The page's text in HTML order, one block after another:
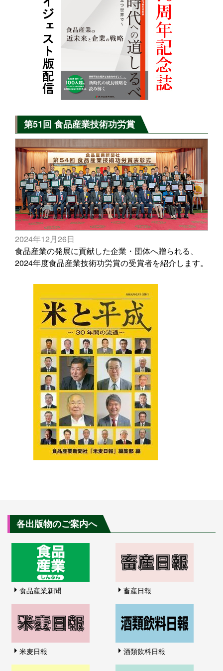
第51回 食品産業技術功労賞
2024年12月26日
食品産業の発展に貢献した企業・団体へ贈られる、
2024年度食品産業技術功労賞の受賞者を紹介します。
各出版物のご案内へ
食品産業新聞 畜産日報
米麦日報 酒類飲料日報